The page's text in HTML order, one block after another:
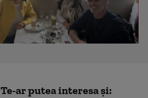
Te-ar putea interesa și: